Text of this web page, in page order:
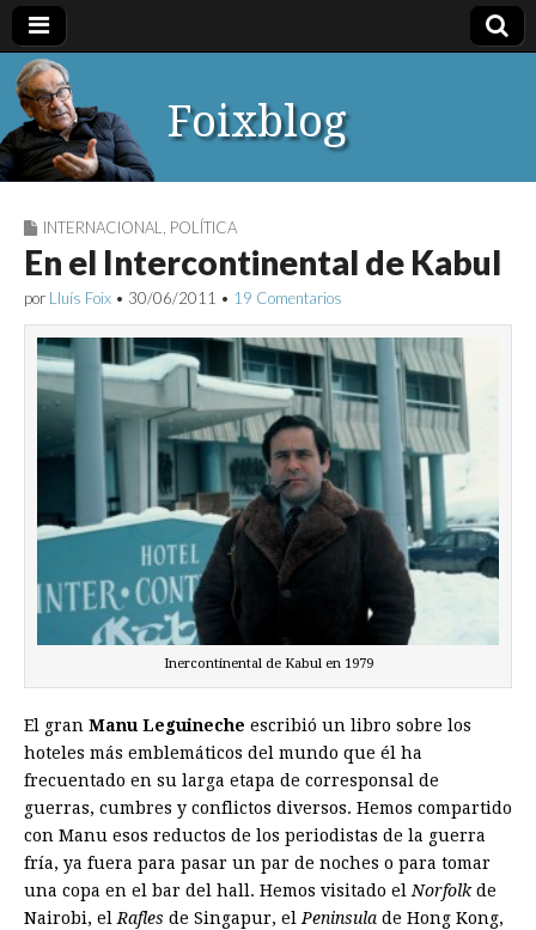
Foixblog
INTERNACIONAL POLÍTICA
En el Intercontinental de Kabul
por Lluís Foix • 30/06/2011 • 19 Comentarios
Inercontinental de Kabul en 1979
El gran Manu Leguineche escribió un libro sobre los
hoteles más emblemáticos del mundo que él ha
frecuentado en su larga etapa de corresponsal de
guerras, cumbres y conflictos diversos. Hemos compartido
con Manu esos reductos de los periodistas de la guerra
fría, ya fuera para pasar un par de noches o para tomar
una copa en el bar del hall. Hemos visitado elNorfolkde
Nairobi, elRafles de Singapur, elPeninsula de Hong Kong,